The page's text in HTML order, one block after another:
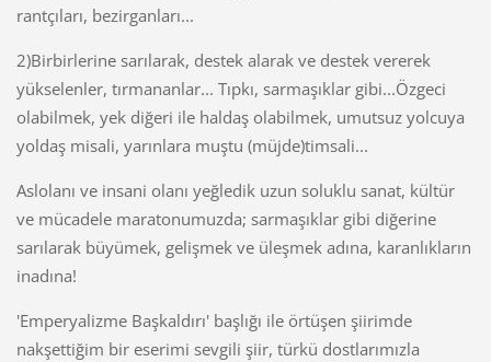
rantçıları, bezirganları...
2)Birbirlerine sarılarak, destek alarak ve destek vererek
yükselenler, tırmananlar... Tıpkı, sarmaşıklar gibi...Özgeci
olabilmek, yek diğeri ile haldaş olabilmek, umutsuz yolcuya
yoldaş misali, yarınlara muştu (müjde)timsali...
Aslolanı ve insani olanı yeğledik uzun soluklu sanat, kültür
ve mücadele maratonumuzda; sarmaşıklar gibi diğerine
sarılarak büyümek, gelişmek ve üleşmek adına, karanlıkların
inadına!
'Emperyalizme Başkaldırı' başlığı ile örtüşen şiirimde
nakşettiğim bir eserimi sevgili şiir, türkü dostlarımızla